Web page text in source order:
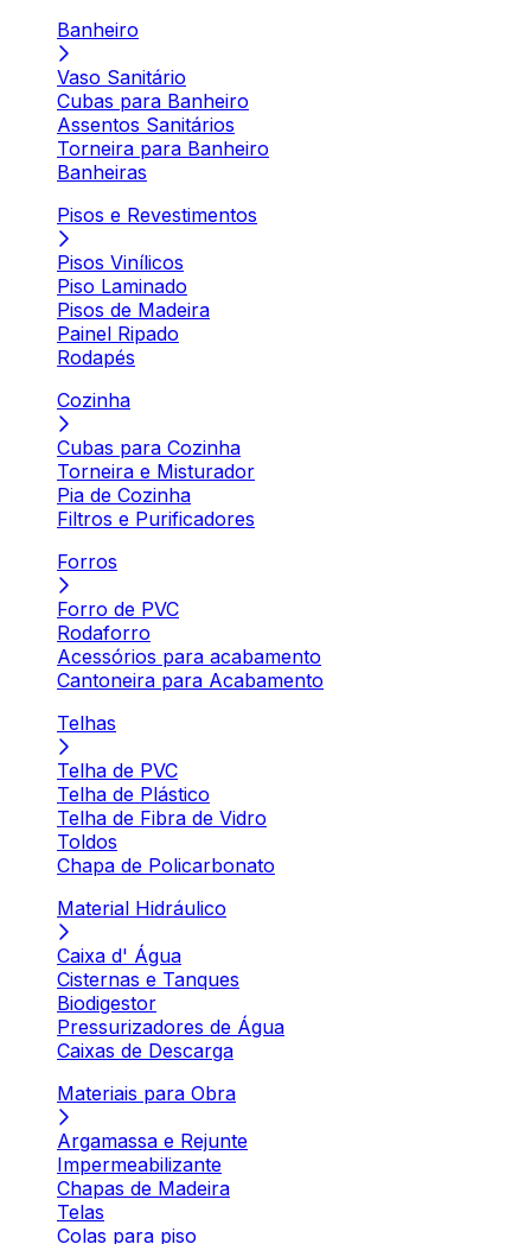
Banheiro
Vaso Sanitário
Cubas para Banheiro
Assentos Sanitários
Torneira para Banheiro
Banheiras
Pisos e Revestimentos
Pisos Vinílicos
Piso Laminado
Pisos de Madeira
Painel Ripado
Rodapés
Cozinha
Cubas para Cozinha
Torneira e Misturador
Pia de Cozinha
Filtros e Purificadores
Forros
Forro de PVC
Rodaforro
Acessórios para acabamento
Cantoneira para Acabamento
Telhas
Telha de PVC
Telha de Plástico
Telha de Fibra de Vidro
Toldos
Chapa de Policarbonato
Material Hidráulico
Caixa d' Água
Cisternas e Tanques
Biodigestor
Pressurizadores de Água
Caixas de Descarga
Materiais para Obra
Argamassa e Rejunte
Impermeabilizante
Chapas de Madeira
Telas
Colas para piso